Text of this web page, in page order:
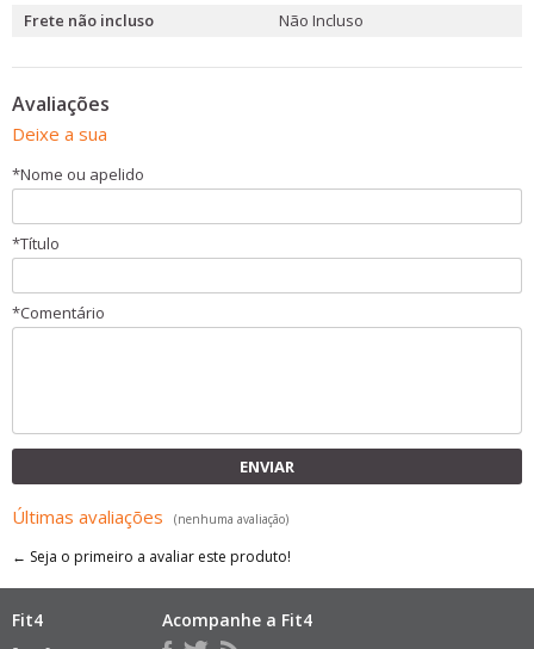
Frete não incluso
Não Incluso
Avaliações
Deixe a sua
*Nome ou apelido
*Título
*Comentário
ENVIAR
Últimas avaliações (nenhuma avaliação)
← Seja o primeiro a avaliar este produto!
Fit4 Acompanhe a Fit4